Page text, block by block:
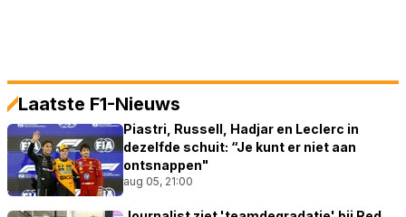
Laatste F1-Nieuws
Piastri, Russell, Hadjar en Leclerc in
dezelfde schuit: “Je kunt er niet aan
ontsnappen"
aug 05, 21:00